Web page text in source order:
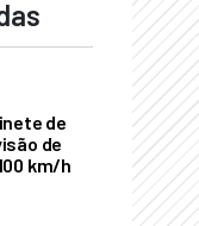
de
de
km/h